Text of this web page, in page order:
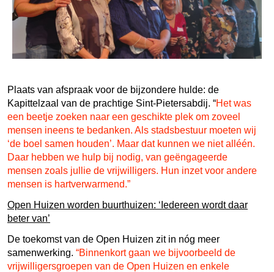
Plaats van afspraak voor de bijzondere hulde: de
Kapittelzaal van de prachtige Sint-Pietersabdij. “Het was
een beetje zoeken naar een geschikte plek om zoveel
mensen ineens te bedanken. Als stadsbestuur moeten wij
‘de boel samen houden’. Maar dat kunnen we niet alléén.
Daar hebben we hulp bij nodig, van geëngageerde
mensen zoals jullie de vrijwilligers. Hun inzet voor andere
mensen is hartverwarmend.”
Open Huizen worden buurthuizen: ‘Iedereen wordt daar
beter van’
De toekomst van de Open Huizen zit in nóg meer
samenwerking. “Binnenkort gaan we bijvoorbeeld de
vrijwilligersgroepen van de Open Huizen en enkele